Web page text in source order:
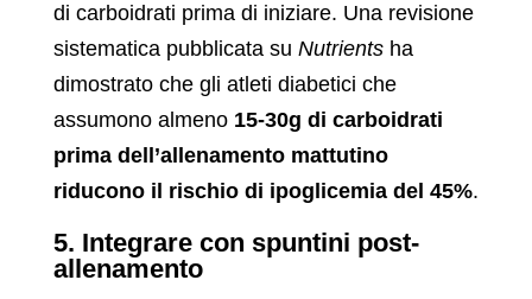
di carboidrati prima di iniziare. Una revisione
sistematica pubblicata su Nutrientsha
dimostrato che gli atleti diabetici che
assumono almeno 15-30g di carboidrati
prima dell’allenamento mattutino
riducono il rischio di ipoglicemia del 45%.
5. Integrare con spuntini post-
allenamento